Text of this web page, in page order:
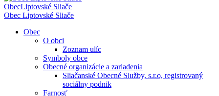
ObecLiptovské Sliače
Obec Liptovské Sliače
Obec
O obci
Zoznam ulíc
Symboly obce
Obecné organizácie a zariadenia
Sliačanské Obecné Služby, s.r.o, registrovaný
sociálny podnik
Farnosť